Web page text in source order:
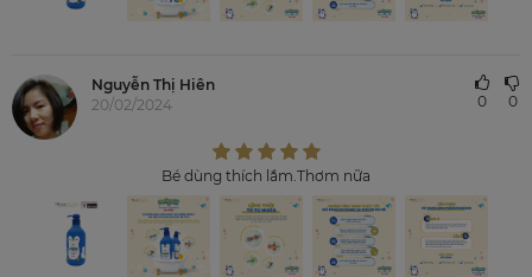
Nguyễn Thị Hiên
20/02/2024
Bé dùng thích lắm.Thơm nữa
0 0